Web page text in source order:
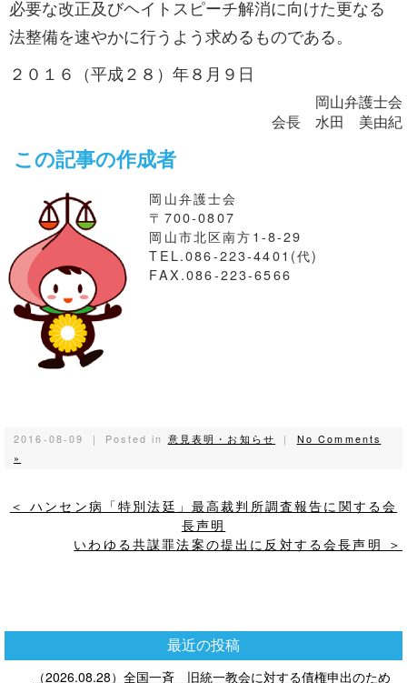
必要な改正及びヘイトスピーチ解消に向けた更なる
法整備を速やかに行うよう求めるものである。
２０１６（平成２８）年８月９日
岡山弁護士会
会長 水田 美由紀
この記事の作成者
岡山弁護士会
〒700-0807
岡山市北区南方1-8-29
TEL.086-223-4401(代)
FAX.086-223-6566
2016-08-09 ｜ Posted in 意見表明・お知らせ ｜ No Comments
»
＜ ハンセン病「特別法廷」最高裁判所調査報告に関する会
長声明
いわゆる共謀罪法案の提出に反対する会長声明 ＞
最近の投稿
（2026.08.28）全国一斉 旧統一教会に対する債権申出のため